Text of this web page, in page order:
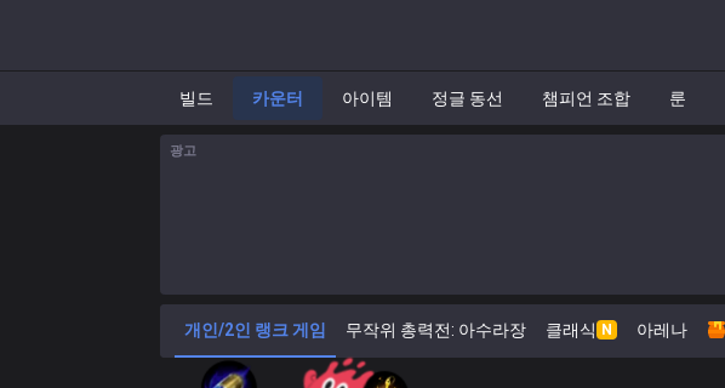
빌드 카운터 아이템 정글 동선 챔피언 조합 룬
광고
개인/2인 랭크 게임 무작위 총력전: 아수라장 클래식 N 아레나